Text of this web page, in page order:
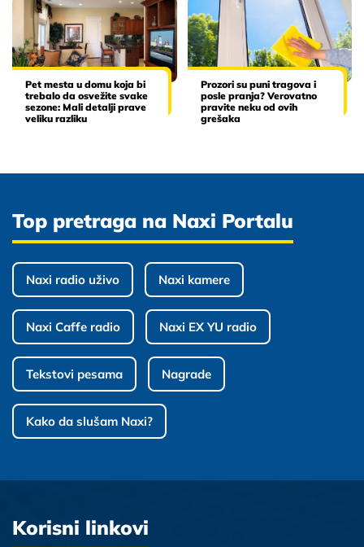
Pet mesta u domu koja bi
trebalo da osvežite svake
sezone: Mali detalji prave
veliku razliku
Prozori su puni tragova i
posle pranja? Verovatno
pravite neku od ovih
grešaka
Top pretraga na Naxi Portalu
Naxi radio uživo Naxi kamere
Naxi Caffe radio Naxi EX YU radio
Tekstovi pesama Nagrade
Kako da slušam Naxi?
Korisni linkovi